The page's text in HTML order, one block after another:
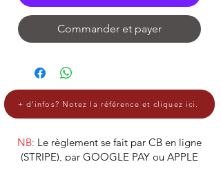
Commander et payer
+ d'infos? Notez la référence et cliquez ici.
NB: Le règlement se fait par CB en ligne
(STRIPE), par GOOGLE PAY ou APPLE